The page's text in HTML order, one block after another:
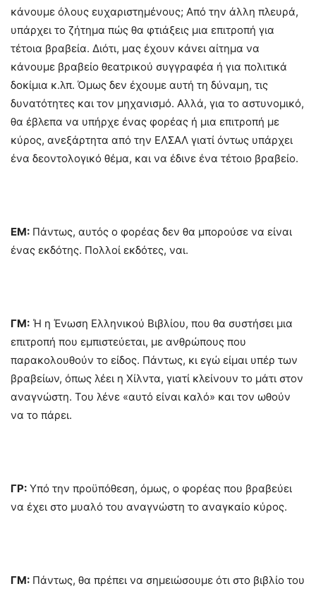
κάνουμε όλους ευχαριστημένους; Από την άλλη πλευρά,
υπάρχει το ζήτημα πώς θα φτιάξεις μια επιτροπή για
τέτοια βραβεία. Διότι, μας έχουν κάνει αίτημα να
κάνουμε βραβείο θεατρικού συγγραφέα ή για πολιτικά
δοκίμια κ.λπ. Όμως δεν έχουμε αυτή τη δύναμη, τις
δυνατότητες και τον μηχανισμό. Αλλά, για το αστυνομικό,
θα έβλεπα να υπήρχε ένας φορέας ή μια επιτροπή με
κύρος, ανεξάρτητα από την ΕΛΣΑΛ γιατί όντως υπάρχει
ένα δεοντολογικό θέμα, και να έδινε ένα τέτοιο βραβείο.
ΕΜ: Πάντως, αυτός ο φορέας δεν θα μπορούσε να είναι
ένας εκδότης. Πολλοί εκδότες, ναι.
ΓΜ: Ή η Ένωση Ελληνικού Βιβλίου, που θα συστήσει μια
επιτροπή που εμπιστεύεται, με ανθρώπους που
παρακολουθούν το είδος. Πάντως, κι εγώ είμαι υπέρ των
βραβείων, όπως λέει η Χίλντα, γιατί κλείνουν το μάτι στον
αναγνώστη. Του λένε «αυτό είναι καλό» και τον ωθούν
να το πάρει.
ΓΡ: Υπό την προϋπόθεση, όμως, ο φορέας που βραβεύει
να έχει στο μυαλό του αναγνώστη το αναγκαίο κύρος.
ΓΜ: Πάντως, θα πρέπει να σημειώσουμε ότι στο βιβλίο του